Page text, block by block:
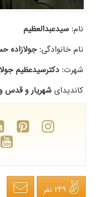
نام: سیدعبدالعظیم
نام خانوادگی:جولازاده
شهرت: دکترسیدعظیم
کاندیدای شهریار و قدس
249 نفر